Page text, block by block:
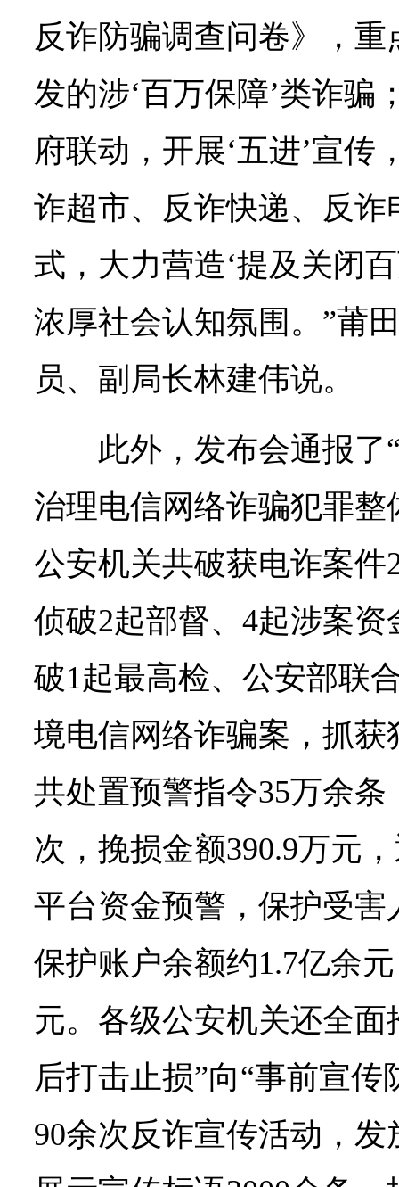
反诈防骗调查问卷》，
发的涉‘百万保障’类诈骗
府联动，开展‘五进’宣传
诈超市、反诈快递、反
式，大力营造‘提及关闭
浓厚社会认知氛围。”莆
员、副局长林建伟说。
此外，发布会通报了
治理电信网络诈骗犯罪
公安机关共破获电诈案件
侦破2起部督、4起涉案
破1起最高检、公安部联
境电信网络诈骗案，抓获
共处置预警指令35万余
次，挽损金额390.9万元
平台资金预警，保护受害
保护账户余额约1.7亿余
元。各级公安机关还全面
后打击止损”向“事前宣
90余次反诈宣传活动，